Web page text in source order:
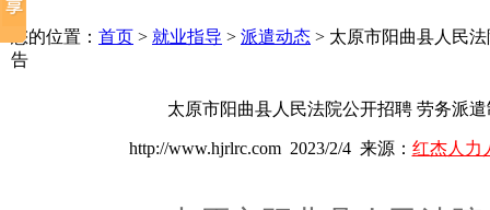
您的位置： 首页 > 就业指导 > 派遣动态 > 太原市阳曲县人民
告
太原市阳曲县人民法院公开招聘 劳务派
http://www.hjrlrc.com 2023/2/4 来源： 红杰人力